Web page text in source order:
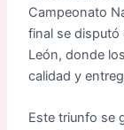
Campeonato
final se disputó
León, donde
calidad y
Este triunfo se